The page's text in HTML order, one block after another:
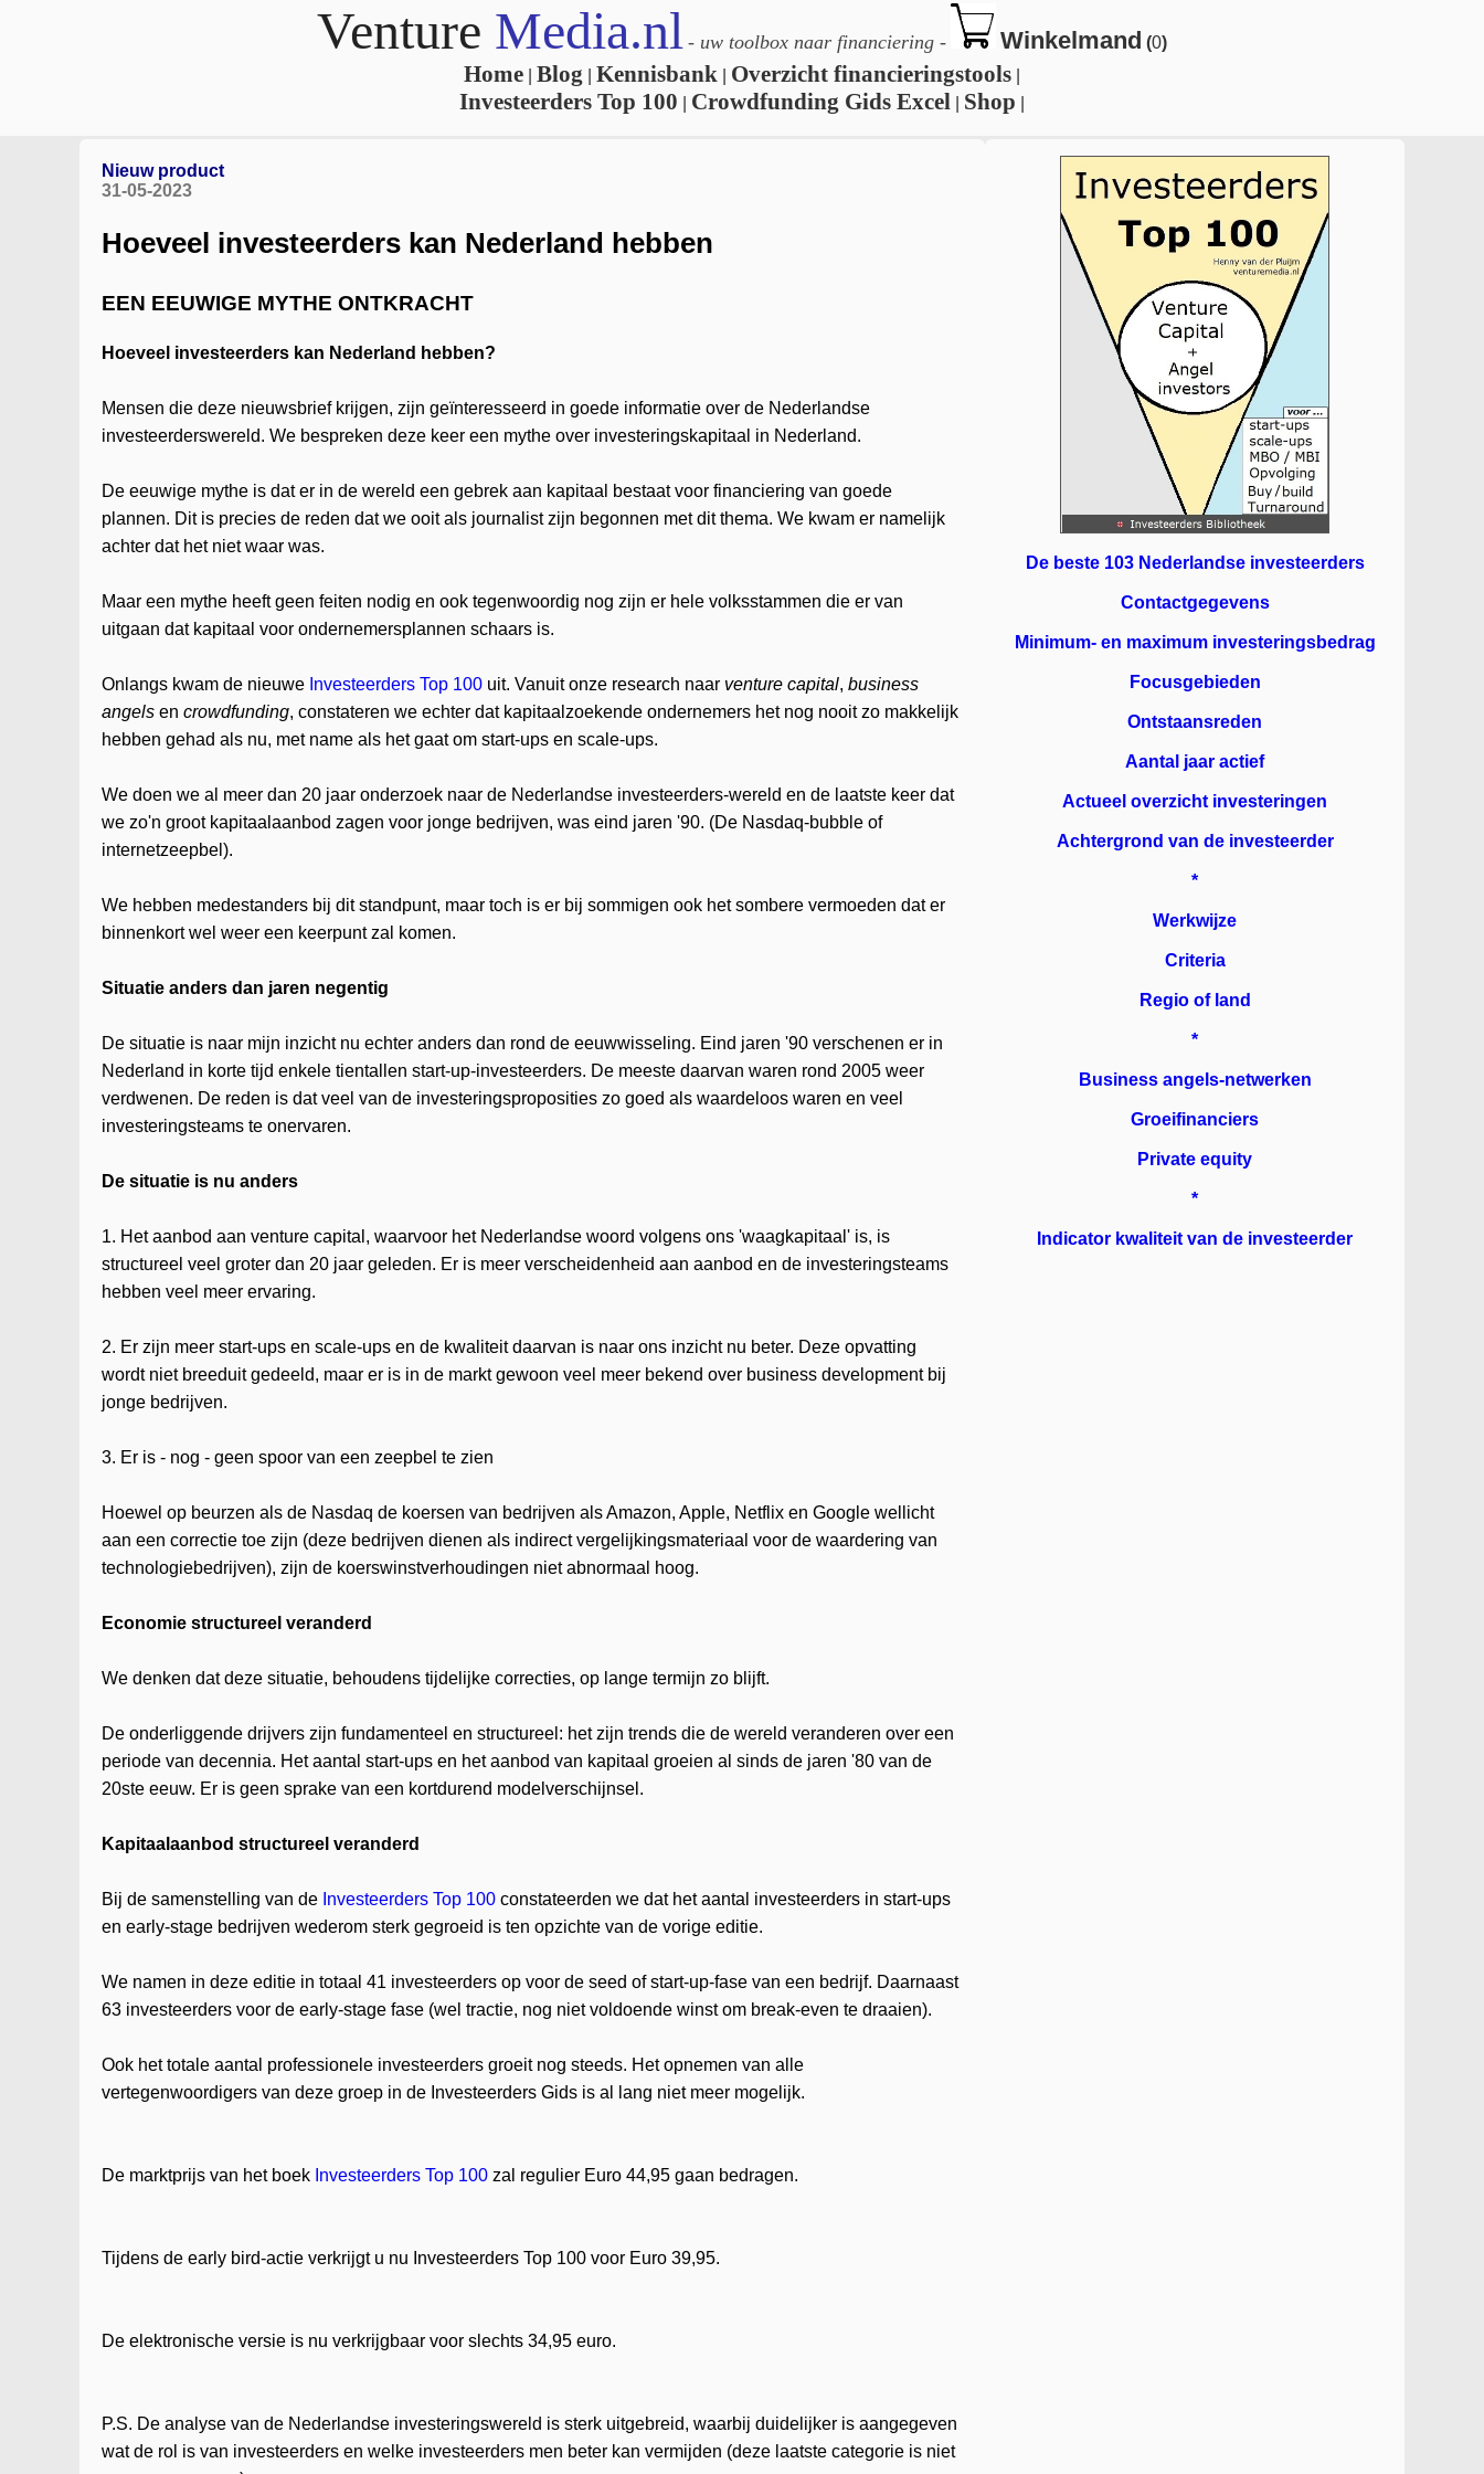
Venture Media.nl - uw toolbox naar financiering - Winkelmand (0)
Home Blog Kennisbank Overzicht financieringstools
Investeerders Top 100 Crowdfunding Gids Excel Shop
Nieuw product
31-05-2023
Hoeveel investeerders kan Nederland hebben
EEN EEUWIGE MYTHE ONTKRACHT
Hoeveel investeerders kan Nederland hebben?
Mensen die deze nieuwsbrief krijgen, zijn geïnteresseerd in goede informatie over de Nederlandse
investeerderswereld. We bespreken deze keer een mythe over investeringskapitaal in Nederland.
De eeuwige mythe is dat er in de wereld een gebrek aan kapitaal bestaat voor financiering van goede
plannen. Dit is precies de reden dat we ooit als journalist zijn begonnen met dit thema. We kwam er namelijk
achter dat het niet waar was.
Maar een mythe heeft geen feiten nodig en ook tegenwoordig nog zijn er hele volksstammen die er van
uitgaan dat kapitaal voor ondernemersplannen schaars is.
Onlangs kwam de nieuwe Investeerders Top 100 uit. Vanuit onze research naar venture capital, business
angels en crowdfunding, constateren we echter dat kapitaalzoekende ondernemers het nog nooit zo makkelijk
hebben gehad als nu, met name als het gaat om start-ups en scale-ups.
We doen we al meer dan 20 jaar onderzoek naar de Nederlandse investeerders-wereld en de laatste keer dat
we zo'n groot kapitaalaanbod zagen voor jonge bedrijven, was eind jaren '90. (De Nasdaq-bubble of
internetzeepbel).
We hebben medestanders bij dit standpunt, maar toch is er bij sommigen ook het sombere vermoeden dat er
binnenkort wel weer een keerpunt zal komen.
Situatie anders dan jaren negentig
De situatie is naar mijn inzicht nu echter anders dan rond de eeuwwisseling. Eind jaren '90 verschenen er in
Nederland in korte tijd enkele tientallen start-up-investeerders. De meeste daarvan waren rond 2005 weer
verdwenen. De reden is dat veel van de investeringsproposities zo goed als waardeloos waren en veel
investeringsteams te onervaren.
De situatie is nu anders
1. Het aanbod aan venture capital, waarvoor het Nederlandse woord volgens ons 'waagkapitaal' is, is
structureel veel groter dan 20 jaar geleden. Er is meer verscheidenheid aan aanbod en de investeringsteams
hebben veel meer ervaring.
2. Er zijn meer start-ups en scale-ups en de kwaliteit daarvan is naar ons inzicht nu beter. Deze opvatting
wordt niet breeduit gedeeld, maar er is in de markt gewoon veel meer bekend over business development bij
jonge bedrijven.
3. Er is - nog - geen spoor van een zeepbel te zien
Hoewel op beurzen als de Nasdaq de koersen van bedrijven als Amazon, Apple, Netflix en Google wellicht
aan een correctie toe zijn (deze bedrijven dienen als indirect vergelijkingsmateriaal voor de waardering van
technologiebedrijven), zijn de koerswinstverhoudingen niet abnormaal hoog.
Economie structureel veranderd
We denken dat deze situatie, behoudens tijdelijke correcties, op lange termijn zo blijft.
De onderliggende drijvers zijn fundamenteel en structureel: het zijn trends die de wereld veranderen over een
periode van decennia. Het aantal start-ups en het aanbod van kapitaal groeien al sinds de jaren '80 van de
20ste eeuw. Er is geen sprake van een kortdurend modelverschijnsel.
Kapitaalaanbod structureel veranderd
Bij de samenstelling van de Investeerders Top 100 constateerden we dat het aantal investeerders in start-ups
en early-stage bedrijven wederom sterk gegroeid is ten opzichte van de vorige editie.
We namen in deze editie in totaal 41 investeerders op voor de seed of start-up-fase van een bedrijf. Daarnaast
63 investeerders voor de early-stage fase (wel tractie, nog niet voldoende winst om break-even te draaien).
Ook het totale aantal professionele investeerders groeit nog steeds. Het opnemen van alle
vertegenwoordigers van deze groep in de Investeerders Gids is al lang niet meer mogelijk.
De marktprijs van het boek Investeerders Top 100 zal regulier Euro 44,95 gaan bedragen.
Tijdens de early bird-actie verkrijgt u nu Investeerders Top 100 voor Euro 39,95.
De elektronische versie is nu verkrijgbaar voor slechts 34,95 euro.
P.S. De analyse van de Nederlandse investeringswereld is sterk uitgebreid, waarbij duidelijker is aangegeven
wat de rol is van investeerders en welke investeerders men beter kan vermijden (deze laatste categorie is niet
De beste 103 Nederlandse investeerders
Contactgegevens
Minimum- en maximum investeringsbedrag
Focusgebieden
Ontstaansreden
Aantal jaar actief
Actueel overzicht investeringen
Achtergrond van de investeerder
*
Werkwijze
Criteria
Regio of land
*
Business angels-netwerken
Groeifinanciers
Private equity
*
Indicator kwaliteit van de investeerder